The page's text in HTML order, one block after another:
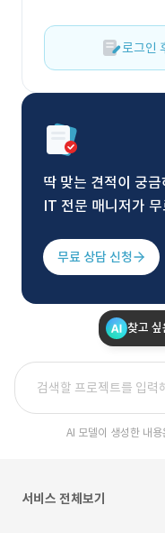
로그인
딱 맞는 견적이 궁
IT 전문 매니저가
무료 상담 신청
찾고
AI 모델이 생성한 내
서비스 전체보기